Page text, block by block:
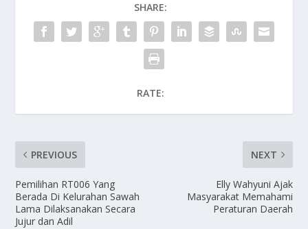
SHARE:
RATE:
PREVIOUS
Pemilihan RT006 Yang
Berada Di Kelurahan Sawah
Lama Dilaksanakan Secara
Jujur dan Adil
NEXT
Elly Wahyuni Ajak
Masyarakat Memahami
Peraturan Daerah